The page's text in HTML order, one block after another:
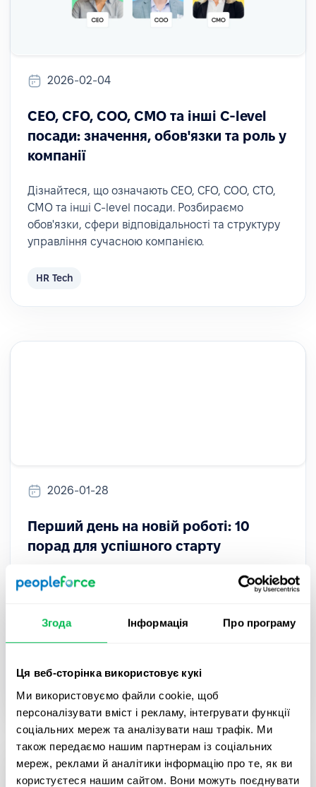
Згода Інформація Про програму
Ця веб-сторінка використовує кукі
Ми використовуємо файли cookie, щоб
персоналізувати вміст і рекламу, інтегрувати функції
соціальних мереж та аналізувати наш трафік. Ми
також передаємо нашим партнерам із соціальних
мереж, реклами й аналітики інформацію про те, як ви
користуєтеся нашим сайтом. Вони можуть поєднувати
2026-02-04
CEO, CFO, COO, CMO та інші C-level
посади: значення, обов'язки та роль у
компанії
Дізнайтеся, що означають CEO, CFO, COO, CTO,
CMO та інші C-level посади. Розбираємо
обов'язки, сфери відповідальності та структуру
управління сучасною компанією.
HR Tech
2026-01-28
Перший день на новій роботі: 10
порад для успішного старту
Перший день на новій роботі може бути
справити гарне перше враження та успішно